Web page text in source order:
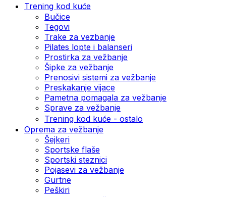
Trening kod kuće
Bučice
Tegovi
Trake za vezbanje
Pilates lopte i balanseri
Prostirka za vežbanje
Šipke za vežbanje
Prenosivi sistemi za vežbanje
Preskakanje vijace
Pametna pomagala za vežbanje
Sprave za vežbanje
Trening kod kuće - ostalo
Oprema za vežbanje
Šejkeri
Sportske flaše
Sportski steznici
Pojasevi za vežbanje
Gurtne
Peškiri